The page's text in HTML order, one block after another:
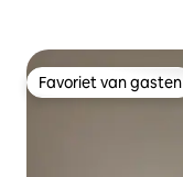
Favoriet van gasten
Favoriet van gasten